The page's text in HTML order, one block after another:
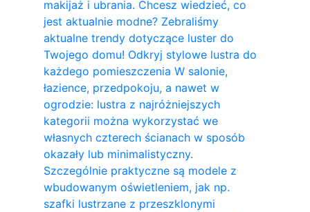
makijaż i ubrania. Chcesz wiedzieć, co
jest aktualnie modne? Zebraliśmy
aktualne trendy dotyczące luster do
Twojego domu! Odkryj stylowe lustra do
każdego pomieszczenia W salonie,
łazience, przedpokoju, a nawet w
ogrodzie: lustra z najróżniejszych
kategorii można wykorzystać we
własnych czterech ścianach w sposób
okazały lub minimalistyczny.
Szczególnie praktyczne są modele z
wbudowanym oświetleniem, jak np.
szafki lustrzane z przeszklonymi